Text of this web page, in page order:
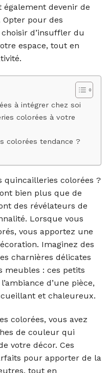
devenir de
pour des
d’insuffler du
espace, tout en
à intégrer chez soi
colorées à votre
colorées tendance ?
quincailleries colorées ?
bien plus que de
des révélateurs de
Lorsque vous
vous apportez une
Imaginez des
charnières délicates
meubles : ces petits
d’une pièce,
et chaleureux.
colorées, vous avez
de couleur qui
votre décor. Ces
pour apporter de la
tout en